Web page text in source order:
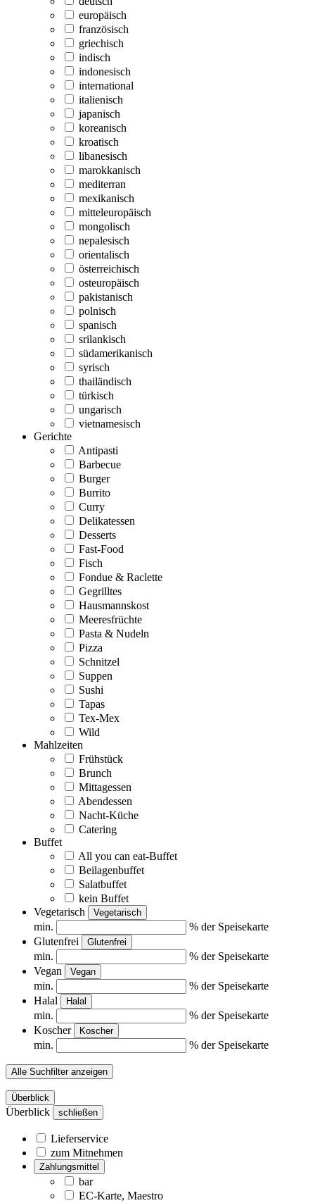
europäisch
französisch
griechisch
indisch
indonesisch
international
italienisch
japanisch
koreanisch
kroatisch
libanesisch
marokkanisch
mediterran
mexikanisch
mitteleuropäisch
mongolisch
nepalesisch
orientalisch
österreichisch
osteuropäisch
pakistanisch
polnisch
spanisch
srilankisch
südamerikanisch
syrisch
thailändisch
türkisch
ungarisch
vietnamesisch
Gerichte
Antipasti
Barbecue
Burger
Burrito
Curry
Delikatessen
Desserts
Fast-Food
Fisch
Fondue & Raclette
Gegrilltes
Hausmannskost
Meeresfrüchte
Pasta & Nudeln
Pizza
Schnitzel
Suppen
Sushi
Tapas
Tex-Mex
Wild
Mahlzeiten
Frühstück
Brunch
Mittagessen
Abendessen
Nacht-Küche
Catering
Buffet
All you can eat-Buffet
Beilagenbuffet
Salatbuffet
kein Buffet
Vegetarisch
Vegetarisch
min.
% der Speisekarte
Glutenfrei
Glutenfrei
min.
% der Speisekarte
Vegan
Vegan
min.
% der Speisekarte
Halal
Halal
min.
% der Speisekarte
Koscher
Koscher
min. % der Speisekarte
Alle Suchfilter anzeigen
Überblick
Überblick schließen
Lieferservice
zum Mitnehmen
Zahlungsmittel
bar
EC-Karte, Maestro